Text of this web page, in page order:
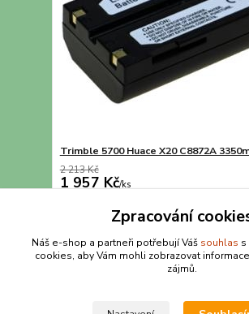
Trimble 5700 Huace X20 C8872A
2 213 Kč
1 957 Kč/ks
Přidat do košíku
strana z 1
Zpracování
Náš e-shop a partneři potřebují Váš souhlas s
cookies, aby Vám mohli zobrazovat
zájmů.